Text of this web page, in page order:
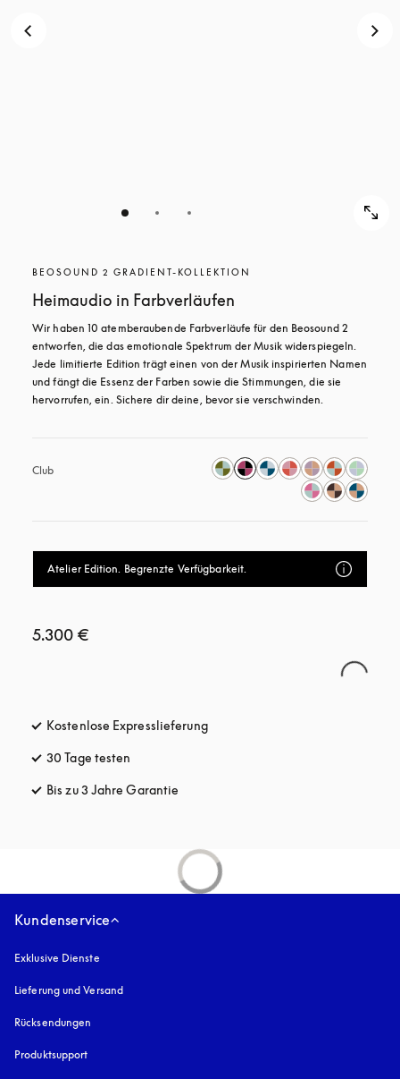
BEOSOUND 2 GRADIENT-KOLLEKTION
Heimaudio in Farbverläufen
Wir haben 10 atemberaubende Farbverläufe für den Beosound 2
entworfen, die das emotionale Spektrum der Musik widerspiegeln.
Jede limitierte Edition trägt einen von der Musik inspirierten Namen
und fängt die Essenz der Farben sowie die Stimmungen, die sie
hervorrufen, ein. Sichere dir deine, bevor sie verschwinden.
Club
Atelier Edition. Begrenzte Verfügbarkeit.
5.300 €
Kostenlose Expresslieferungöffnet sich in einem neuen Tab
30 Tage testen
Bis zu 3 Jahre Garantie
Kundenservice
Exklusive Dienste
Lieferung und Versand
Rücksendungen
Produktsupport